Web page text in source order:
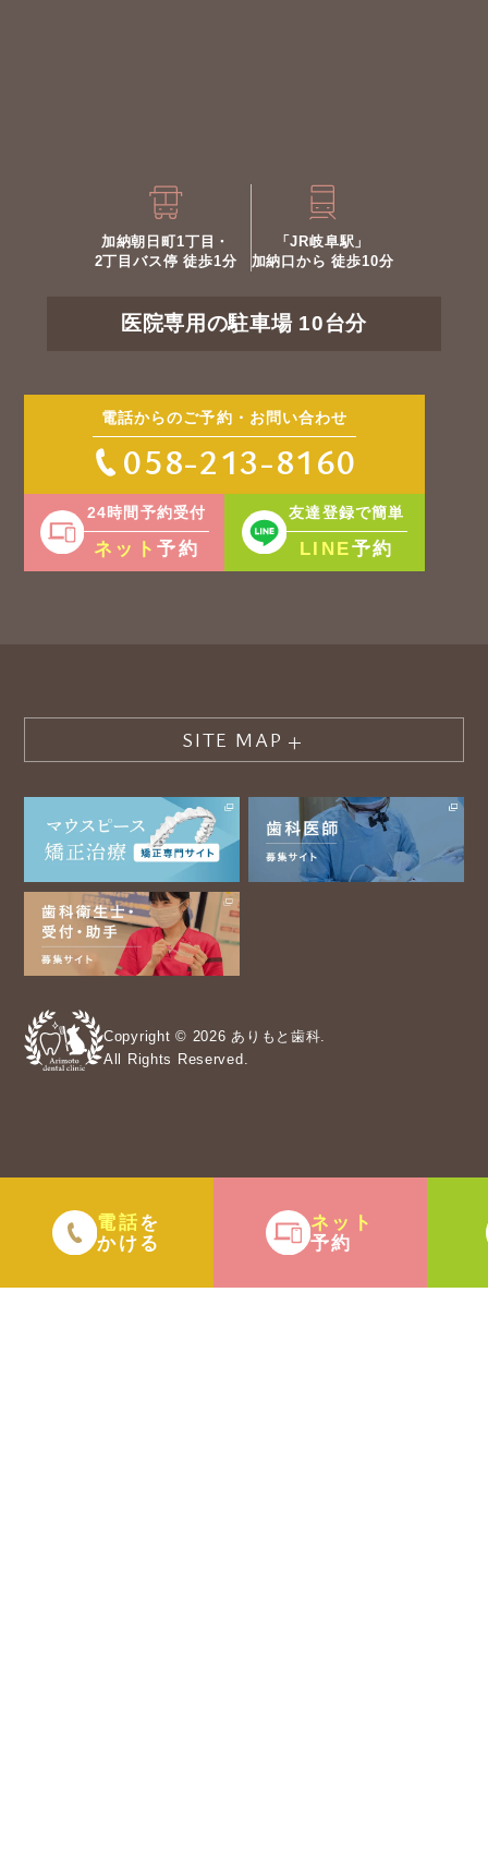
加納朝日町1丁目・
2丁目バス停 徒歩1分
「JR岐阜駅」
加納口から 徒歩10分
医院専用の駐車場 10台分
電話からのご予約・お問い合わせ
058-213-8160
24時間予約受付
ネット予約
友達登録で簡単
LINE予約
SITE MAP
Copyright © 2026 ありもと歯科.
All Rights Reserved.
電話を
かける
ネット
予約